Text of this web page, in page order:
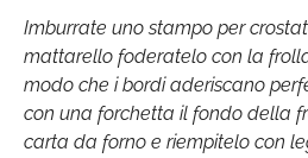
Imburrate uno stampo per
mattarello foderatelo con la
modo che i bordi aderiscano
con una forchetta il fondo della
carta da forno e riempitelo con